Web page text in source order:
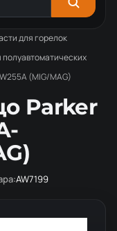
для горелок
(MIG/MAG)
Parker
AW7199